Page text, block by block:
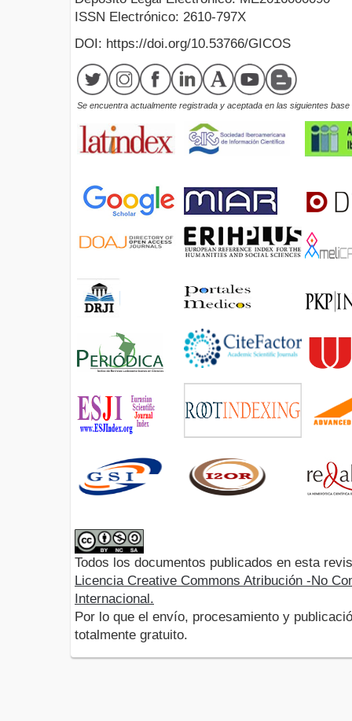
ISSN Electrónico: 2610-797X
DOI: https://doi.org/10.53766/GICOS
Se encuentra actualmente registrada y aceptada en las siguientes
Todos los documentos publicados en esta
Licencia Creative Commons Atribución -No
Internacional.
Por lo que el envío, procesamiento y
totalmente gratuito.